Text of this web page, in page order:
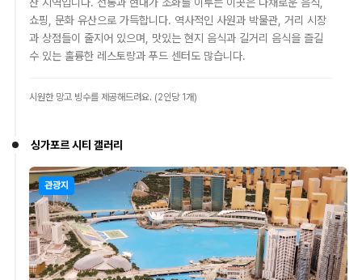
찬 지역입니다. 전통과 현대가 조화를 이루는 이곳은 다채로운 음식,
쇼핑, 문화 유산으로 가득합니다. 역사적인 사원과 박물관, 거리 시장
과 상점들이 줄지어 있으며, 맛있는 현지 음식과 길거리 음식을 즐길
수 있는 훌륭한 레스토랑과 푸드 센터도 많습니다.
시원한 망고 빙수를 제공해드려요. (2인당 1개)
싱가포르 시티 갤러리
관광지